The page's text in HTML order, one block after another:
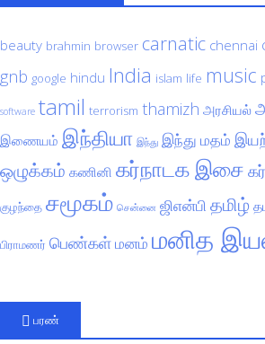
beauty brahmin browser carnatic chennai
gnb google hindu India islam life music
software tamil terrorism thamizh அரசியல்
இணையம் இந்தியா இந்து இந்து மதம்
ஒழுக்கம் கணினி கர்நாடக இசை
குழந்தை சமூகம் சென்னை ஜிஎன்பி தமிழ்
பிராமணர் பெண்கள்மனம் மனித
பரண்